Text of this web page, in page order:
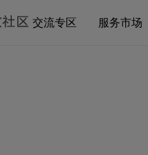
交流专区 服务市场